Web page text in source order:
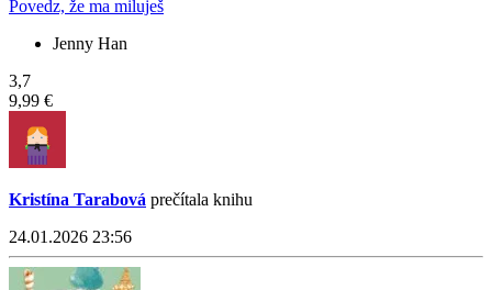
Povedz, že ma miluješ
Jenny Han
3,7
9,99 €
Kristína Tarabová prečítala knihu
24.01.2026 23:56